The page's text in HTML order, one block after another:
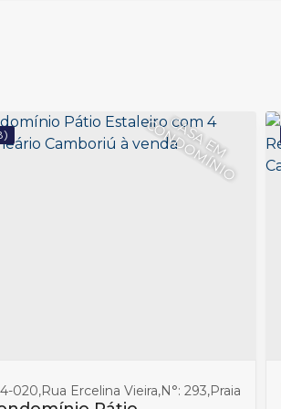
Camboriú,Santa Catarina Brasil
C
A
S
A
E
M
C
O
N
D
O
M
Í
N
I
O
020,Rua Ercelina Vieira,N°: 293,Praia do